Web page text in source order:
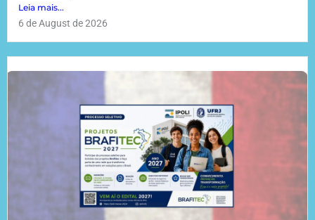
Leia mais...
6 de August de 2026